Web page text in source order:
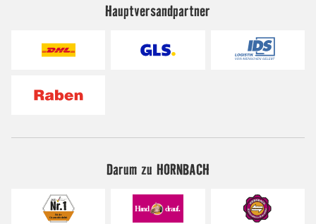
Hauptversandpartner
Darum zu HORNBACH